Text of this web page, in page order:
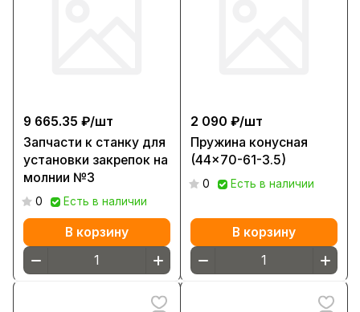
9 665.35 ₽/шт
Запчасти к станку для
установки закрепок на
молнии №3
0 Есть в наличии
В корзину
2 090 ₽/шт
Пружина конусная
(44x70-61-3.5)
0 Есть в наличии
В корзину